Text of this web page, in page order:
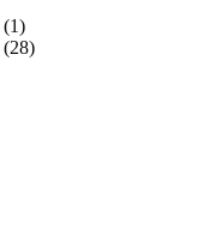
(1)
(28)